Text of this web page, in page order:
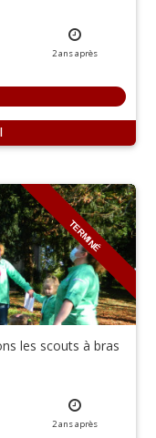
2ansaprès
TERMINÉ
les scouts à bras
2ansaprès